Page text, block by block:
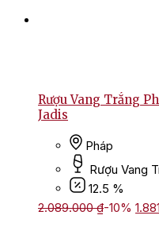
Rượu Vang Trắng
Jadis
Pháp
Rượu Vang
12.5 %
2.089.000₫-10% Giá
gốc